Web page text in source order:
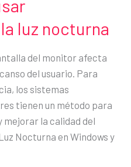
luz nocturna
del monitor afecta
del usuario. Para
los sistemas
tienen un método para
mejorar la calidad del
Nocturna en Windows y